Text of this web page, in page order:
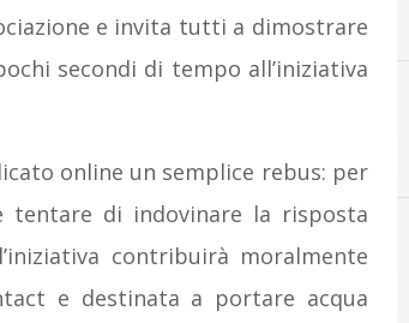
e invita tutti a dimostrare
secondi di tempo all’iniziativa
online un semplice rebus: per
tentare di indovinare la risposta
contribuirà moralmente
e destinata a portare acqua